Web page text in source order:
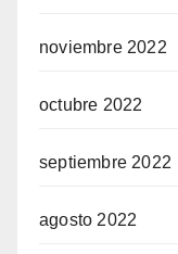
noviembre 2022
octubre 2022
septiembre 2022
agosto 2022